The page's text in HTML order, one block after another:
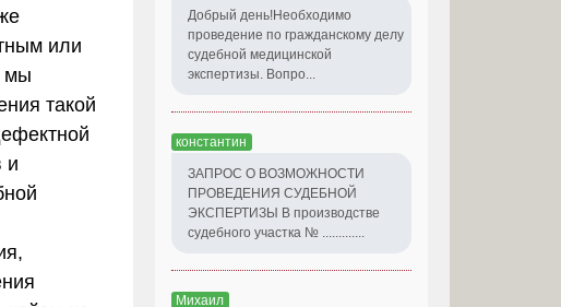
или
мы
такой
и
Добрый день!Необходимо
проведение по гражданскому делу
судебной медицинской
экспертизы. Вопро...
константин
ЗАПРОС О ВОЗМОЖНОСТИ
ПРОВЕДЕНИЯ СУДЕБНОЙ
ЭКСПЕРТИЗЫ В производстве
судебного участка № .............
Михаил